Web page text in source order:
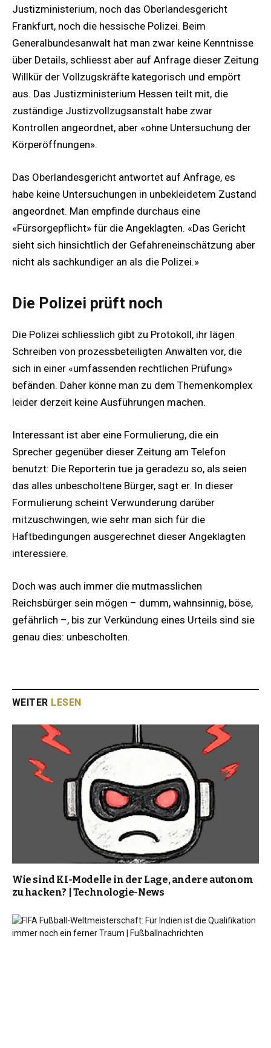
Justizministerium, noch das Oberlandesgericht
Frankfurt, noch die hessische Polizei. Beim
Generalbundesanwalt hat man zwar keine Kenntnisse
über Details, schliesst aber auf Anfrage dieser Zeitung
Willkür der Vollzugskräfte kategorisch und empört
aus. Das Justizministerium Hessen teilt mit, die
zuständige Justizvollzugsanstalt habe zwar
Kontrollen angeordnet, aber «ohne Untersuchung der
Körperöffnungen».
Das Oberlandesgericht antwortet auf Anfrage, es
habe keine Untersuchungen in unbekleidetem Zustand
angeordnet. Man empfinde durchaus eine
«Fürsorgepflicht» für die Angeklagten. «Das Gericht
sieht sich hinsichtlich der Gefahreneinschätzung aber
nicht als sachkundiger an als die Polizei.»
Die Polizei prüft noch
Die Polizei schliesslich gibt zu Protokoll, ihr lägen
Schreiben von prozessbeteiligten Anwälten vor, die
sich in einer «umfassenden rechtlichen Prüfung»
befänden. Daher könne man zu dem Themenkomplex
leider derzeit keine Ausführungen machen.
Interessant ist aber eine Formulierung, die ein
Sprecher gegenüber dieser Zeitung am Telefon
benutzt: Die Reporterin tue ja geradezu so, als seien
das alles unbescholtene Bürger, sagt er. In dieser
Formulierung scheint Verwunderung darüber
mitzuschwingen, wie sehr man sich für die
Haftbedingungen ausgerechnet dieser Angeklagten
interessiere.
Doch was auch immer die mutmasslichen
Reichsbürger sein mögen – dumm, wahnsinnig, böse,
gefährlich –, bis zur Verkündung eines Urteils sind sie
genau dies: unbescholten.
WEITER LESEN
Wie sind KI-Modelle in der Lage, andere autonom
zu hacken? | Technologie-News